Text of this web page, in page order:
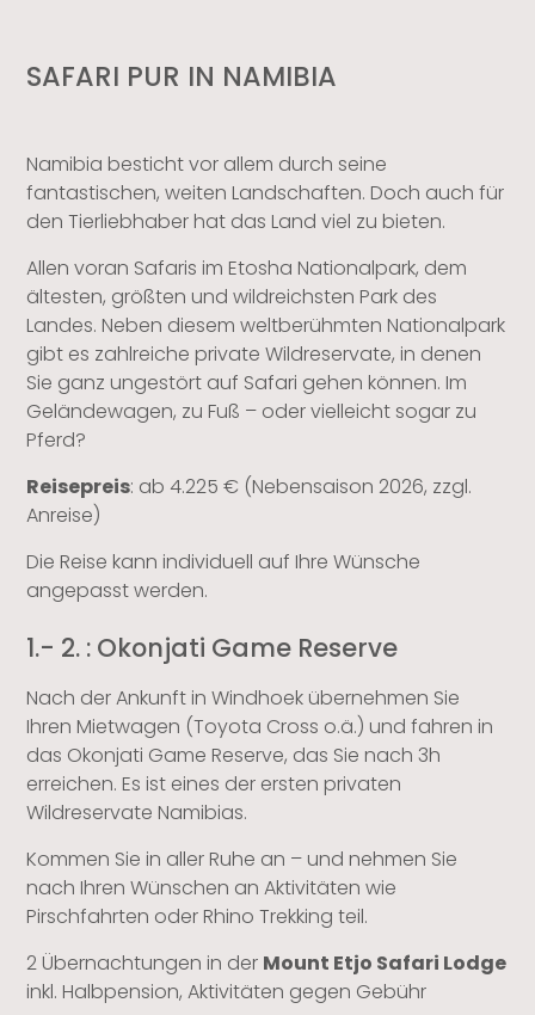
SAFARI PUR IN NAMIBIA
Namibia besticht vor allem durch seine
fantastischen, weiten Landschaften. Doch auch für
den Tierliebhaber hat das Land viel zu bieten.
Allen voran Safaris im Etosha Nationalpark, dem
ältesten, größten und wildreichsten Park des
Landes. Neben diesem weltberühmten Nationalpark
gibt es zahlreiche private Wildreservate, in denen
Sie ganz ungestört auf Safari gehen können. Im
Geländewagen, zu Fuß – oder vielleicht sogar zu
Pferd?
Reisepreis: ab 4.225 € (Nebensaison 2026, zzgl.
Anreise)
Die Reise kann individuell auf Ihre Wünsche
angepasst werden.
1.- 2. : Okonjati Game Reserve
Nach der Ankunft in Windhoek übernehmen Sie
Ihren Mietwagen (Toyota Cross o.ä.) und fahren in
das Okonjati Game Reserve, das Sie nach 3h
erreichen. Es ist eines der ersten privaten
Wildreservate Namibias.
Kommen Sie in aller Ruhe an – und nehmen Sie
nach Ihren Wünschen an Aktivitäten wie
Pirschfahrten oder Rhino Trekking teil.
2 Übernachtungen in der Mount Etjo Safari Lodge
inkl. Halbpension, Aktivitäten gegen Gebühr